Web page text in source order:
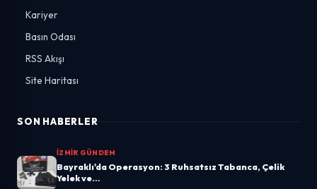
Kariyer
Basın Odası
RSS Akışı
Site Haritası
SON HABERLER
İZMIR GÜNDEM
Bayraklı'da Operasyon: 3 Ruhsatsız Tabanca, Çelik
Yelek ve…